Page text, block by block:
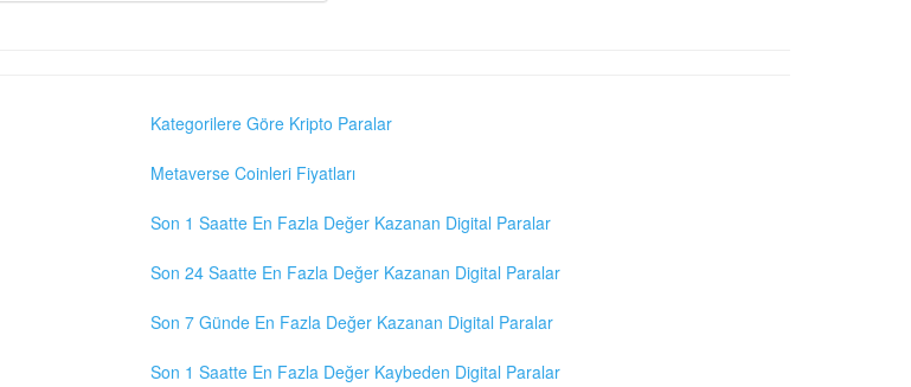
Kategorilere Göre Kripto Paralar
Metaverse Coinleri Fiyatları
Son 1 Saatte En Fazla Değer Kazanan Digital Paralar
Son 24 Saatte En Fazla Değer Kazanan Digital Paralar
Son 7 Günde En Fazla Değer Kazanan Digital Paralar
Son 1 Saatte En Fazla Değer Kaybeden Digital Paralar